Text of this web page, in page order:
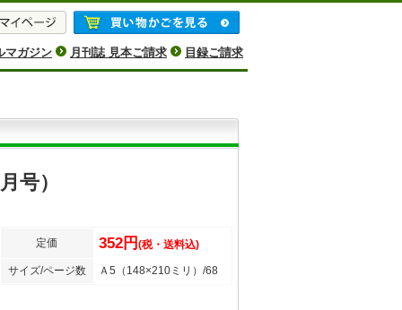
マガジン 月刊誌 見本ご請求 目録ご請求
号）
定価 352円 (税・送料込)
サイズ/ページ数 Ａ5（148×210ミリ）/68